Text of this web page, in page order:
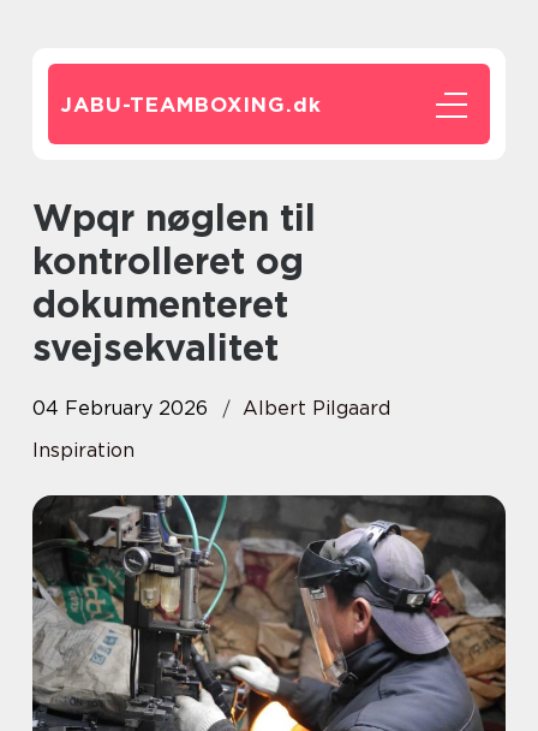
JABU-TEAMBOXING.dk
Wpqr nøglen til
kontrolleret og
dokumenteret
svejsekvalitet
04 February 2026
Albert Pilgaard
Inspiration